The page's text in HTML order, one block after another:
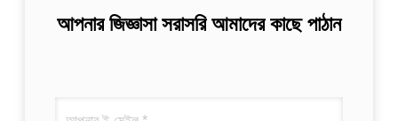
আপনার জিজ্ঞাসা সরাসরি আমাদের কাছে পাঠান